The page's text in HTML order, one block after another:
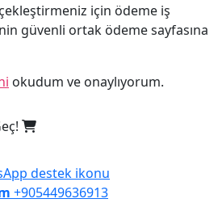
için ödeme iş
güvenli ortak ödeme sayfasına
okudum ve onaylıyorum.
+905449636913